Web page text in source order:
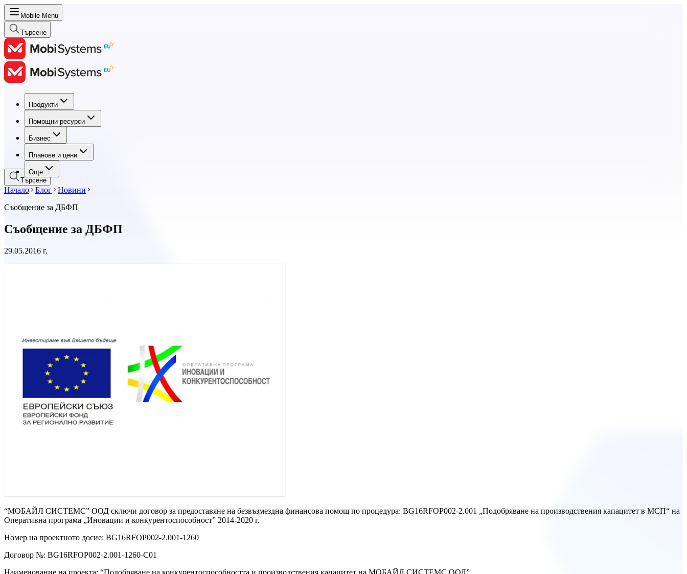
Mobile Menu
Търсене
Продукти
Помощни ресурси
Бизнес
Планове и цени
Още
Продукти
Помощни ресурси
Бизнес
Планове и цени
Търсене
Начало Блог
Новини
Съобщение за ДБФП
Съобщение за ДБФП
29.05.2016 г.
“МОБАЙЛ СИСТЕМС” ООД сключи договор за предоставяне на безвъзмездна финансова помощ по процедура: BG16RFOP002-2.001 „Подобряване на производствения капацитет в МСП“ на
Оперативна програма „Иновации и конкурентоспособност” 2014-2020 г.
Номер на проектното досие: BG16RFOP002-2.001-1260
Договор №: BG16RFOP002-2.001-1260-C01
Наименование на проекта: “Подобряване на конкурентоспособността и производствения капацитет на МОБАЙЛ СИСТЕМС ООД”